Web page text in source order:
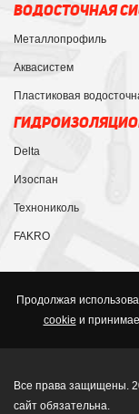
ВОДОСТОЧНАЯ
Металлопрофиль
Аквасистем
Пластиковая
Delta
Изоспан
Технониколь
FAKRO
Продолжая
cookie и
Все права защищены.
сайт обязательна.